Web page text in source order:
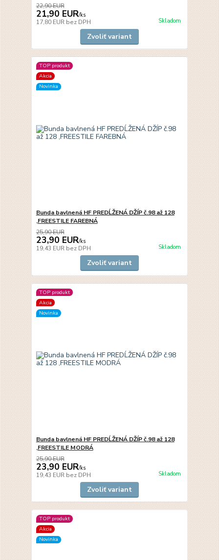
22,90 EUR
21,90 EUR/ks
17,80 EUR bez DPH Skladom
Zvoliť variant
TOP produkt
Akcia
Novinka
Bunda bavlnená HF PREDĹŽENÁ DŽÍP č.98 až 128
,FREESTILE FAREBNÁ
25,90 EUR
23,90 EUR/ks
19,43 EUR bez DPH Skladom
Zvoliť variant
TOP produkt
Akcia
Novinka
Bunda bavlnená HF PREDĹŽENÁ DŽÍP č.98 až 128
,FREESTILE MODRÁ
25,90 EUR
23,90 EUR/ks
19,43 EUR bez DPH Skladom
Zvoliť variant
TOP produkt
Akcia
Novinka